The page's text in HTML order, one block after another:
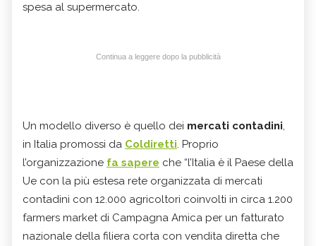
spesa al supermercato.
Continua a leggere dopo la pubblicità
Un modello diverso è quello dei mercati contadini,
in Italia promossi da Coldiretti. Proprio
l’organizzazione fa sapere che “l’Italia è il Paese della
Ue con la più estesa rete organizzata di mercati
contadini con 12.000 agricoltori coinvolti in circa 1.200
farmers market di Campagna Amica per un fatturato
nazionale della filiera corta con vendita diretta che